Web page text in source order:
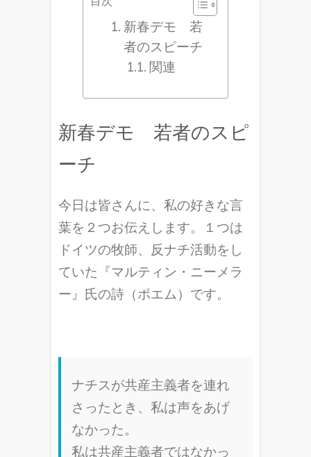
新春デモ 若
者のスピーチ
関連
新春デモ 若者のスピ
ーチ
今日は皆さんに、私の好きな言
葉を２つお伝えします。１つは
ドイツの牧師、反ナチ活動をし
ていた『マルティン・ニーメラ
ー』氏の詩（ポエム）です。
ナチスが共産主義者を連れ
さったとき、私は声をあげ
なかった。
私は共産主義者ではなかっ